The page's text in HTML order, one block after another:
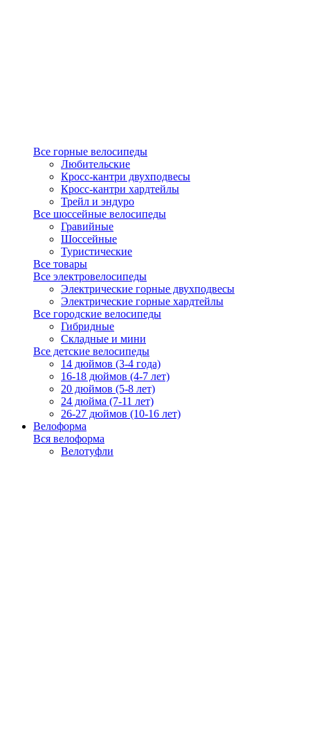
Все горные велосипеды
Любительские
Кросс-кантри двухподвесы
Кросс-кантри хардтейлы
Трейл и эндуро
Все шоссейные велосипеды
Гравийные
Шоссейные
Туристические
Все товары
Все электровелосипеды
Электрические горные двухподвесы
Электрические горные хардтейлы
Все городские велосипеды
Гибридные
Складные и мини
Все детские велосипеды
14 дюймов (3-4 года)
16-18 дюймов (4-7 лет)
20 дюймов (5-8 лет)
24 дюйма (7-11 лет)
26-27 дюймов (10-16 лет)
Велоформа
Вся велоформа
Велотуфли